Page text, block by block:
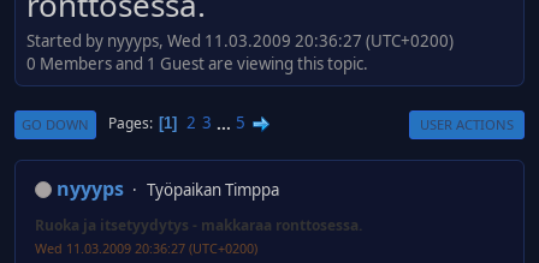
Started by nyyyps, Wed 11.03.2009 20:36:27 (UTC+0200)
0 Members and 1 Guest are viewing this topic.
GO DOWN Pages 1 2 3 ... 5 USER ACTIONS
nyyyps Työpaikan Timppa
Ruoka ja itsetyydytys - makkaraa ronttosessa.
Wed 11.03.2009 20:36:27 (UTC+0200)